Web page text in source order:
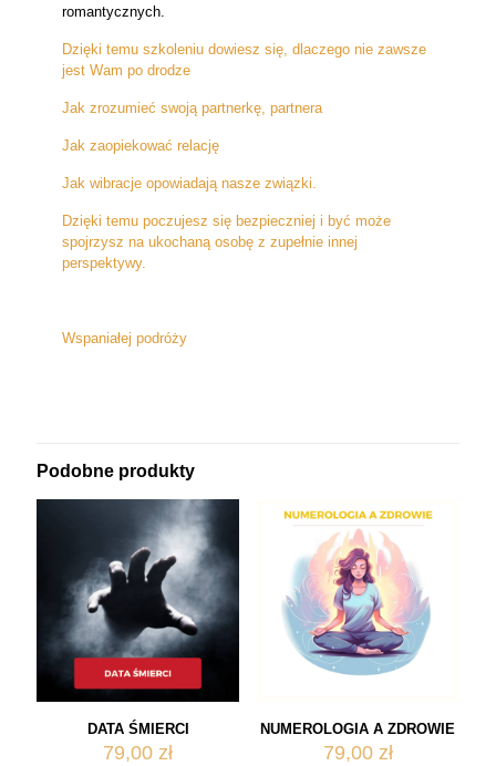
romantycznych.
Dzięki temu szkoleniu dowiesz się, dlaczego nie zawsze
jest Wam po drodze
Jak zrozumieć swoją partnerkę, partnera
Jak zaopiekować relację
Jak wibracje opowiadają nasze związki.
Dzięki temu poczujesz się bezpieczniej i być może
spojrzysz na ukochaną osobę z zupełnie innej
perspektywy.
Wspaniałej podróży
Podobne produkty
DATA ŚMIERCI
79,00zł
NUMEROLOGIA A ZDROWIE
79,00 zł